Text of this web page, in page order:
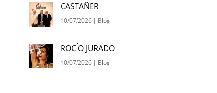
CASTAÑER
10/07/2026 | Blog
ROCÍO JURADO
10/07/2026 | Blog